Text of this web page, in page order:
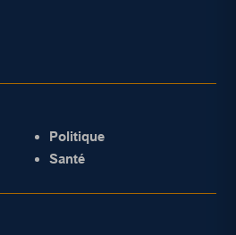
Politique
Santé